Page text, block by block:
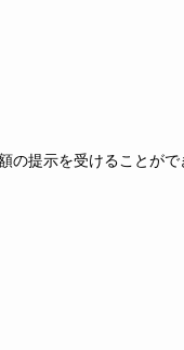
提示を受けることがで